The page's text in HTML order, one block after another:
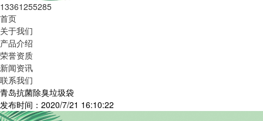
13361255285
首页
关于我们
产品介绍
荣誉资质
新闻资讯
联系我们
青岛抗菌除臭垃圾袋
发布时间：2020/7/21 16:10:22